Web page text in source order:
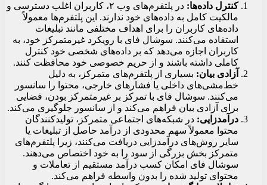
کنترل داده‌ها:
در پلتفرم‌های وب ۲، کاربران اغلب دسترسی و
مالکیت کامل به داده‌های خود ندارند. این پلتفرم‌ها معمولاً
داده‌های کاربران را برای اهداف مختلفی مانند تبلیغات
استفاده می‌کنند. سوشال فای با رویکرد غیرمتمرکز خود، به
کاربران اجازه می‌دهد که بر داده‌های شخصی خود کنترل
کاملی داشته باشند و از حریم خصوصی خود محافظت کنند.
آزادی بیان: بسیاری از پلتفرم‌های متمرکز، به دلیل
خط‌مشی‌های داخلی یا فشارهای خارجی، محتوا را سانسور
می‌کنند. سوشال فای با تمرکز بر غیرمتمرکز بودن، فضایی
برای آزادی بیان فراهم می‌کند و از سانسور جلوگیری می‌کند.
درآمدزایی: در شبکه‌های اجتماعی متمرکز، تولیدکنندگان
محتوا معمولاً سهم محدودی از درآمد حاصل از تبلیغات یا
سایر روش‌های درآمدزایی دریافت می‌کنند، زیرا پلتفرم‌های
متمرکز بخش بزرگی از سود را به خود اختصاص می‌دهند.
سوشال فای امکان کسب درآمد مستقیم از تعاملات و
محتوای تولید شده را بدون واسطه فراهم می‌کند.